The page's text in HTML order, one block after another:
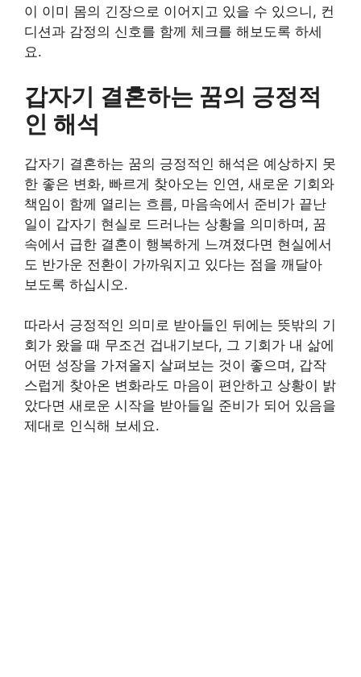
이 이미 몸의 긴장으로 이어지고 있을 수 있으니, 컨
디션과 감정의 신호를 함께 체크를 해보도록 하세
요.
갑자기 결혼하는 꿈의 긍정적
인 해석
갑자기 결혼하는 꿈의 긍정적인 해석은 예상하지 못
한 좋은 변화, 빠르게 찾아오는 인연, 새로운 기회와
책임이 함께 열리는 흐름, 마음속에서 준비가 끝난
일이 갑자기 현실로 드러나는 상황을 의미하며, 꿈
속에서 급한 결혼이 행복하게 느껴졌다면 현실에서
도 반가운 전환이 가까워지고 있다는 점을 깨달아
보도록 하십시오.
따라서 긍정적인 의미로 받아들인 뒤에는 뜻밖의 기
회가 왔을 때 무조건 겁내기보다, 그 기회가 내 삶에
어떤 성장을 가져올지 살펴보는 것이 좋으며, 갑작
스럽게 찾아온 변화라도 마음이 편안하고 상황이 밝
았다면 새로운 시작을 받아들일 준비가 되어 있음을
제대로 인식해 보세요.